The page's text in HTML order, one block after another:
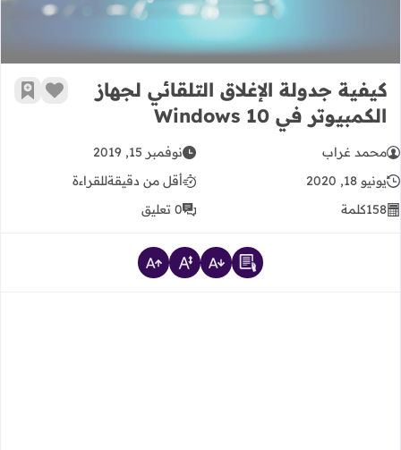
كيفية جدولة الإغلاق التلقائي لجهاز
الكمبيوتر في Windows 10
زر أضف
محمد غراب
نوفمبر 15, 2019
يونيو 18, 2020
أقل من دقيقةللقراءة
158كلمة 0 تعليق